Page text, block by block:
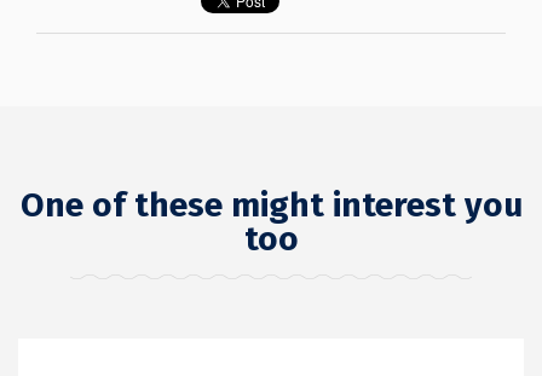
One of these might interest you
too